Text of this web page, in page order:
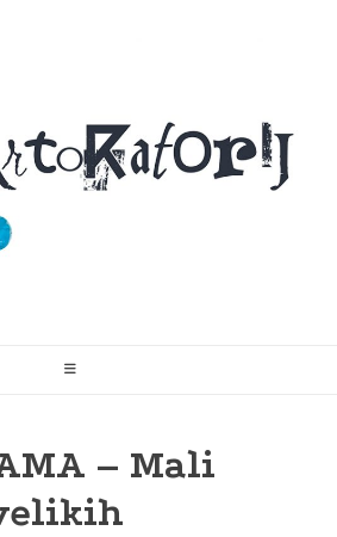
– Mali